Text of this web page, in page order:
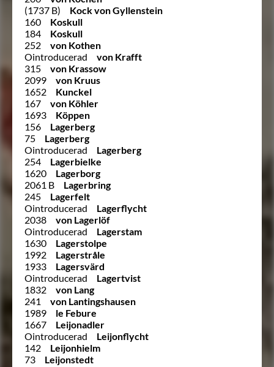
(1737 B)
Kock von Gyllenstein
160
Koskull
184
Koskull
252
von Kothen
Ointroducerad
von Krafft
315
von Krassow
2099
von Kruus
1652
Kunckel
167
von Köhler
1693
Köppen
156
Lagerberg
75
Lagerberg
Ointroducerad
Lagerberg
254
Lagerbielke
1620
Lagerborg
2061 B
Lagerbring
245
Lagerfelt
Ointroducerad
Lagerflycht
2038
von Lagerlöf
Ointroducerad
Lagerstam
1630
Lagerstolpe
1992
Lagerstråle
1933
Lagersvärd
Ointroducerad
Lagertvist
1832
von Lang
241
von Lantingshausen
1989
le Febure
1667
Leijonadler
Ointroducerad
Leijonflycht
142
Leijonhielm
73
Leijonstedt